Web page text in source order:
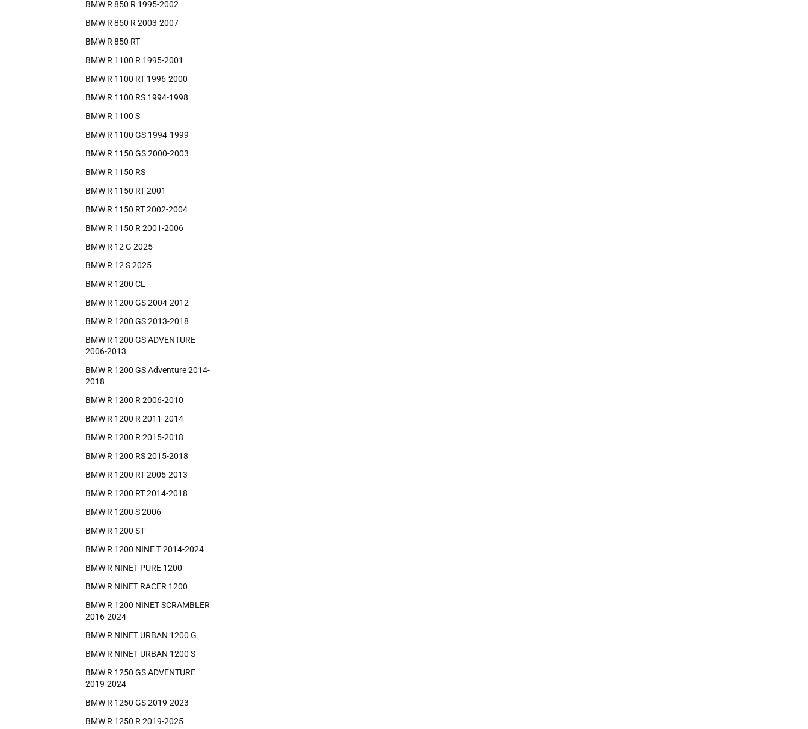
BMW R 850 R 1995-2002
BMW R 850 R 2003-2007
BMW R 850 RT
BMW R 1100 R 1995-2001
BMW R 1100 RT 1996-2000
BMW R 1100 RS 1994-1998
BMW R 1100 S
BMW R 1100 GS 1994-1999
BMW R 1150 GS 2000-2003
BMW R 1150 RS
BMW R 1150 RT 2001
BMW R 1150 RT 2002-2004
BMW R 1150 R 2001-2006
BMW R 12 G 2025
BMW R 12 S 2025
BMW R 1200 CL
BMW R 1200 GS 2004-2012
BMW R 1200 GS 2013-2018
BMW R 1200 GS ADVENTURE
2006-2013
BMW R 1200 GS Adventure 2014-
2018
BMW R 1200 R 2006-2010
BMW R 1200 R 2011-2014
BMW R 1200 R 2015-2018
BMW R 1200 RS 2015-2018
BMW R 1200 RT 2005-2013
BMW R 1200 RT 2014-2018
BMW R 1200 S 2006
BMW R 1200 ST
BMW R 1200 NINE T 2014-2024
BMW R NINET PURE 1200
BMW R NINET RACER 1200
BMW R 1200 NINET SCRAMBLER
2016-2024
BMW R NINET URBAN 1200 G
BMW R NINET URBAN 1200 S
BMW R 1250 GS ADVENTURE
2019-2024
BMW R 1250 GS 2019-2023
BMW R 1250 R 2019-2025